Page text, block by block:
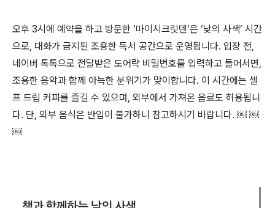
오후 3시에 예약을 하고 방문한 ‘마이시크릿덴’은 ‘낮의 사색’ 시간
으로, 대화가 금지된 조용한 독서 공간으로 운영됩니다. 입장 전,
네이버 톡톡으로 전달받은 도어락 비밀번호를 입력하고 들어서면,
조용한 음악과 함께 아늑한 분위기가 맞이합니다. 이 시간에는 셀
프 드립 커피를 즐길 수 있으며, 외부에서 가져온 음료도 허용됩니
다. 단, 외부 음식은 반입이 불가하니 참고하시기 바랍니다. ￼ ￼
￼